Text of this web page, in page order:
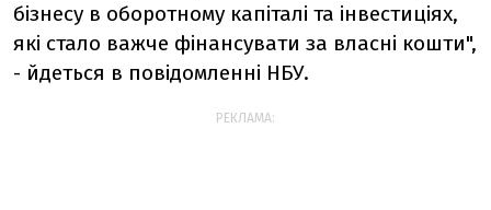
бізнесу в оборотному капіталі та інвестиціях,
які стало важче фінансувати за власні кошти",
- йдеться в повідомленні НБУ.
РЕКЛАМА: